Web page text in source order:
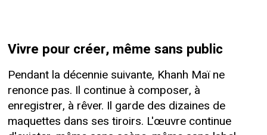
Vivre pour créer, même sans public
Pendant la décennie suivante, Khanh Maï ne
renonce pas. Il continue à composer, à
enregistrer, à rêver. Il garde des dizaines de
maquettes dans ses tiroirs. L'œuvre continue